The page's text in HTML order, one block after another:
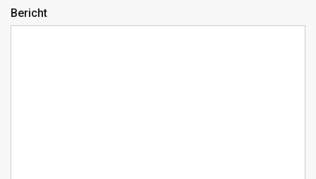
Bericht